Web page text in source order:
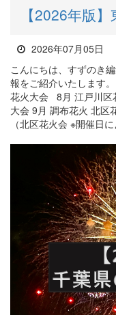
【2026年版
2026年07月05日
こんにちは、すずのき
報をご紹介いたします
花火大会 8月 江戸川区
大会 9月 調布花火 北
（北区花火会 ※開催日